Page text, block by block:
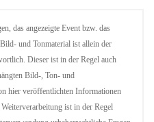
das angezeigte Event bzw. das
und Tonmaterial ist allein der
Dieser ist in der Regel auch
Bild-, Ton- und
hier veröffentlichten Informationen
ist in der Regel